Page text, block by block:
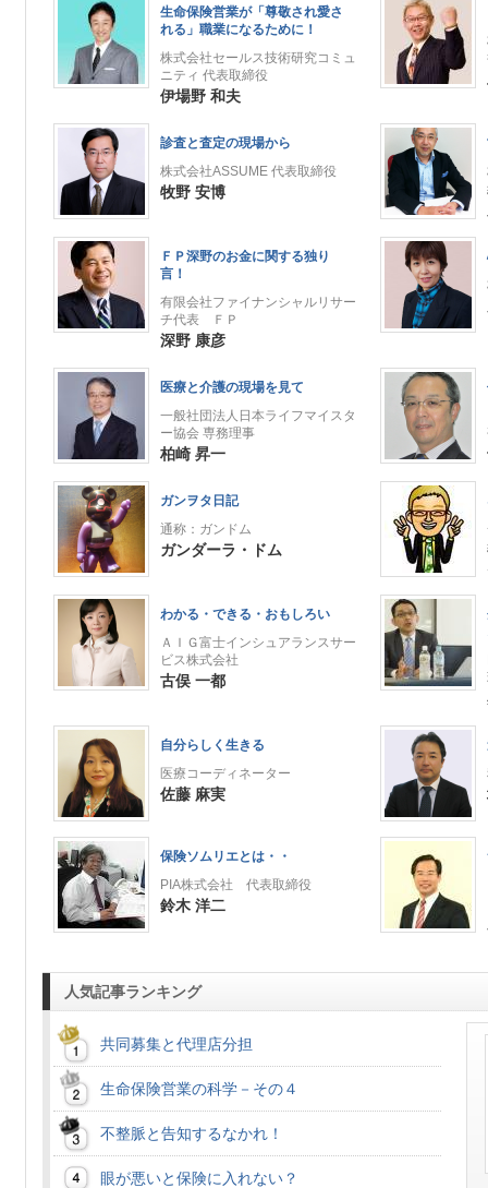
生命保険営業が「尊敬され愛さ
れる」職業になるために！
株式会社セールス技術研究コミュ
ニティ 代表取締役
伊場野 和夫
診査と査定の現場から
株式会社ASSUME 代表取締役
牧野 安博
ＦＰ深野のお金に関する独り
言！
有限会社ファイナンシャルリサー
チ代表 ＦＰ
深野 康彦
医療と介護の現場を見て
一般社団法人日本ライフマイスタ
ー協会 専務理事
柏崎 昇一
ガンヲタ日記
通称：ガンドム
ガンダーラ・ドム
わかる・できる・おもしろい
ＡＩＧ富士インシュアランスサー
ビス株式会社
古俣 一都
自分らしく生きる
医療コーディネーター
佐藤 麻実
保険ソムリエとは・・
PIA株式会社 代表取締役
鈴木 洋二
人気記事ランキング
共同募集と代理店分担
生命保険営業の科学－その４
不整脈と告知するなかれ！
眼が悪いと保険に入れない？